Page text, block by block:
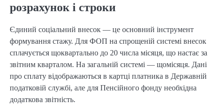
розрахунок і строки
Єдиний соціальний внесок — це основний інструмент
формування стажу. Для ФОП на спрощеній системі внесок
сплачується щоквартально до 20 числа місяця, що настає за
звітним кварталом. На загальній системі — щомісяця. Дані
про сплату відображаються в картці платника в Державній
податковій службі, але для Пенсійного фонду необхідна
додаткова звітність.